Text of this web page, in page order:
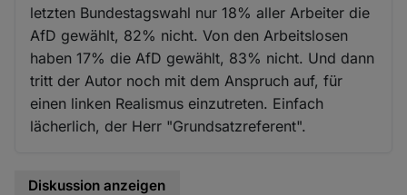
letzten Bundestagswahl nur 18% aller Arbeiter die
AfD gewählt, 82% nicht. Von den Arbeitslosen
haben 17% die AfD gewählt, 83% nicht. Und dann
tritt der Autor noch mit dem Anspruch auf, für
einen linken Realismus einzutreten. Einfach
lächerlich, der Herr "Grundsatzreferent".
Diskussion anzeigen